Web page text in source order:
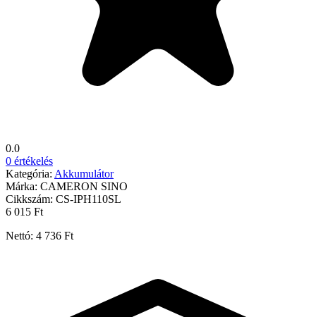
0.0
0 értékelés
Kategória: Akkumulátor
Márka: CAMERON SINO
Cikkszám: CS-IPH110SL
6 015 Ft
Nettó: 4 736 Ft